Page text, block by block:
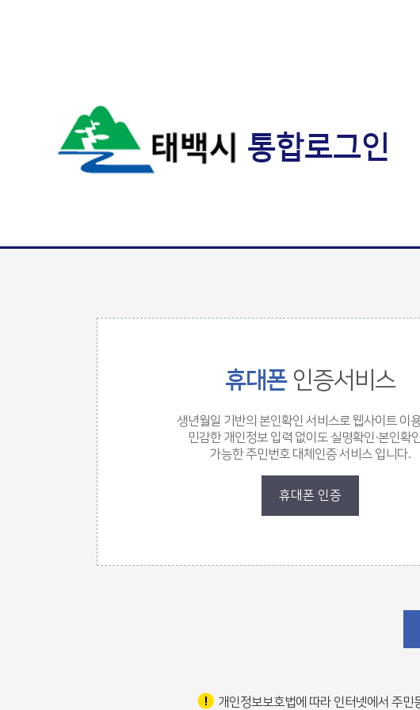
통합로그인
값 체크 폼
휴대폰인증서비스
생년월일 기반의 본인확인 서비스로 웹사이트 이
민감한 개인정보 입력 없이도 실명확인·본인확
가능한 주민번호 대체인증 서비스 입니다.
휴대폰 인증
로그인 폼
개인정보보호법에 따라 인터넷에서 주